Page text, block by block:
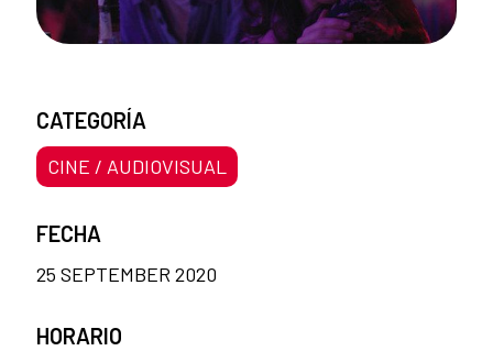
CATEGORÍA
CINE / AUDIOVISUAL
FECHA
25 SEPTEMBER 2020
HORARIO